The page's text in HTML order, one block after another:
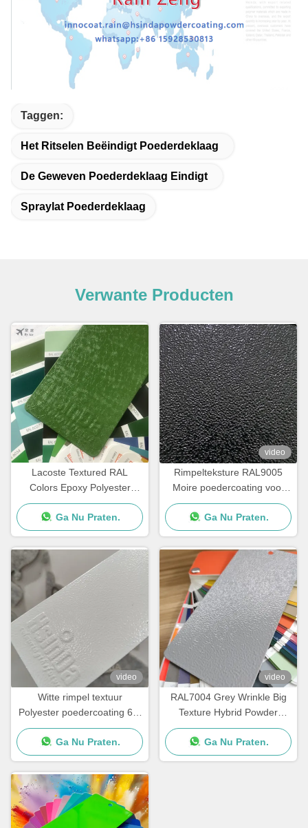
Taggen:
Het Ritselen Beëindigt Poederdeklaag
De Geweven Poederdeklaag Eindigt
Spraylat Poederdeklaag
Verwante Producten
Lacoste Textured RAL
Colors Epoxy Polyester
Powder Coating voor
metaalproducten
Ga Nu Praten.
video
Rimpelteksture RAL9005
Moire poedercoating voor
elektrische kasten via
elektrostatisch sproeien
Ga Nu Praten.
video
Witte rimpel textuur
Polyester poedercoating 60-
80um voor metaal
Ga Nu Praten.
video
RAL7004 Grey Wrinkle Big
Texture Hybrid Powder
Coating Paint for metal
coating
Ga Nu Praten.